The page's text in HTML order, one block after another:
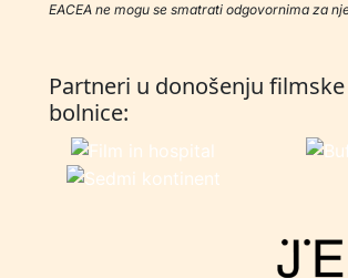
EACEA ne mogu se smatrati odgovornima za
Partneri u donošenju
bolnice: